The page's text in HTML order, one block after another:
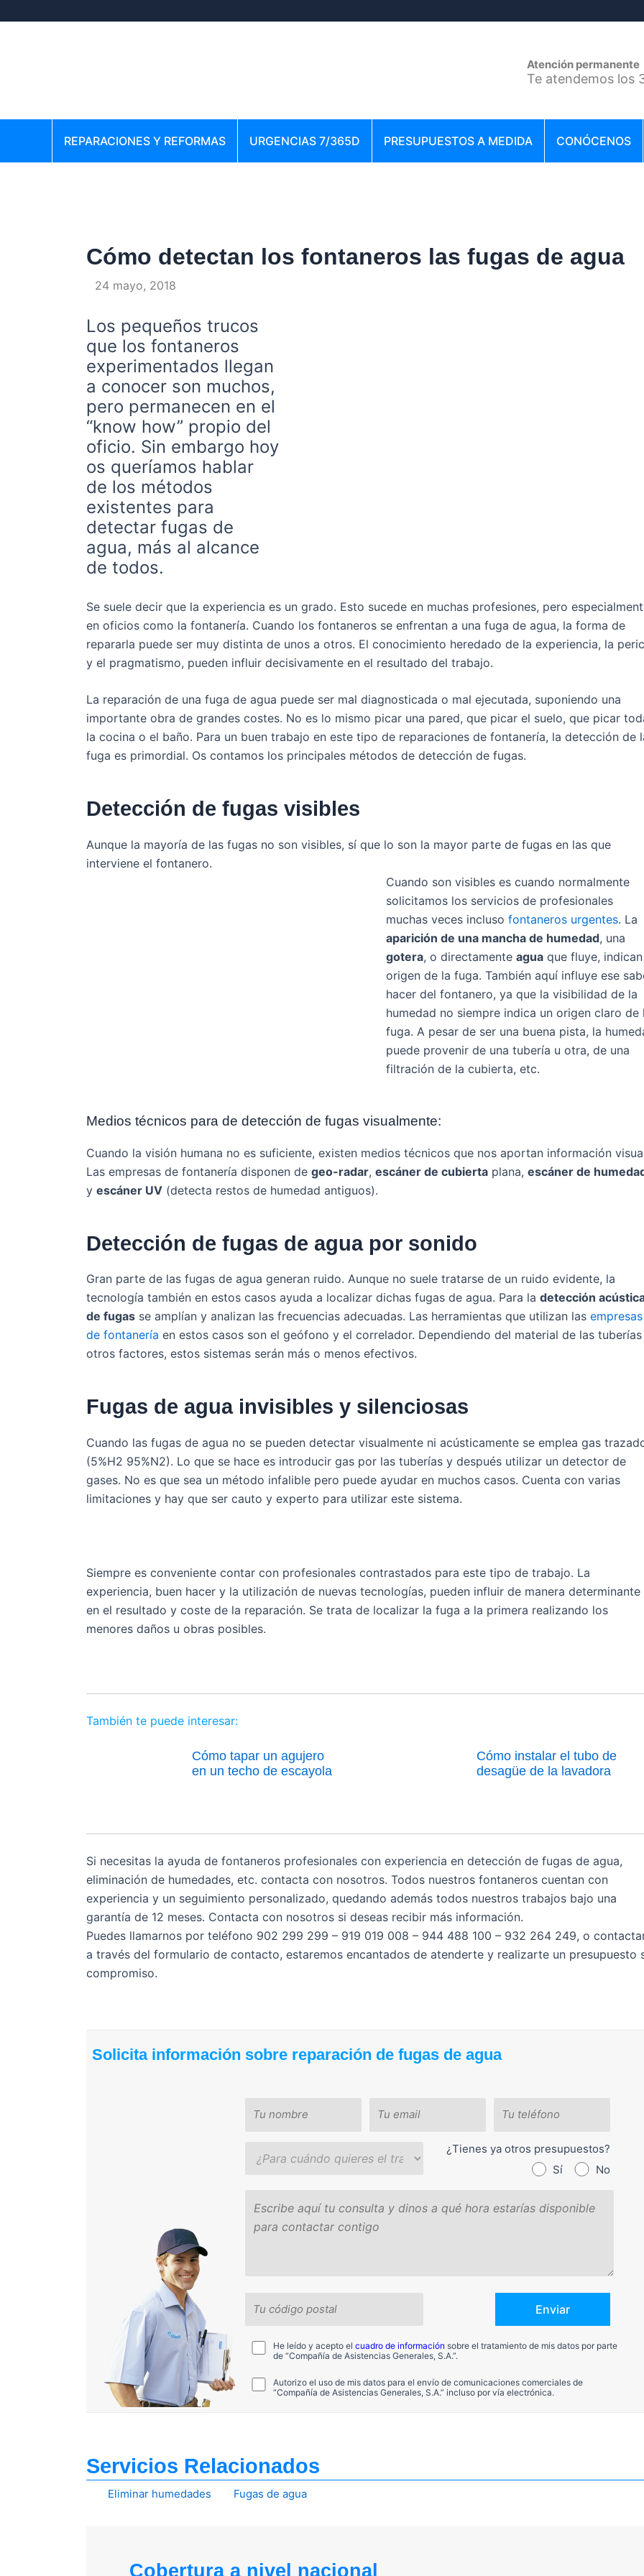
Atención permanente
Te atendemos los
REPARACIONES Y REFORMAS URGENCIAS 7/365D PRESUPUESTOS A MEDIDA CONÓCENOS
Cómo detectan los fontaneros las fugas de agua
24 mayo, 2018
Los pequeños trucos
que los fontaneros
experimentados llegan
a conocer son muchos,
pero permanecen en el
“know how” propio del
oficio. Sin embargo hoy
os queríamos hablar
de los métodos
existentes para
detectar fugas de
agua, más al alcance
de todos.
Se suele decir que la experiencia es un grado. Esto sucede en muchas profesiones, pero
en oficios como la fontanería. Cuando los fontaneros se enfrentan a una fuga de agua, la forma de
repararla puede ser muy distinta de unos a otros. El conocimiento heredado de la experiencia, la
y el pragmatismo, pueden influir decisivamente en el resultado del trabajo.
La reparación de una fuga de agua puede ser mal diagnosticada o mal ejecutada, suponiendo una
importante obra de grandes costes. No es lo mismo picar una pared, que picar el suelo, que picar
la cocina o el baño. Para un buen trabajo en este tipo de reparaciones de fontanería, la detección de
fuga es primordial. Os contamos los principales métodos de detección de fugas.
Detección de fugas visibles
Aunque la mayoría de las fugas no son visibles, sí que lo son la mayor parte de fugas en las que
interviene el fontanero.
Cuando son visibles es cuando normalmente
solicitamos los servicios de profesionales
muchas veces incluso fontaneros urgentes. La
aparición de una mancha de humedad, una
gotera, o directamente agua que fluye,
origen de la fuga. También aquí influye ese
hacer del fontanero, ya que la visibilidad de la
humedad no siempre indica un origen claro de
fuga. A pesar de ser una buena pista, la
puede provenir de una tubería u otra, de una
filtración de la cubierta, etc.
Medios técnicos para de detección de fugas visualmente:
Cuando la visión humana no es suficiente, existen medios técnicos que nos aportan información
Las empresas de fontanería disponen de geo-radar, escáner de cubierta plana, escáner de
y escáner UV (detecta restos de humedad antiguos).
Detección de fugas de agua por sonido
Gran parte de las fugas de agua generan ruido. Aunque no suele tratarse de un ruido evidente, la
tecnología también en estos casos ayuda a localizar dichas fugas de agua. Para la detección
de fugas se amplían y analizan las frecuencias adecuadas. Las herramientas que utilizan las empresas
de fontanería en estos casos son el geófono y el correlador. Dependiendo del material de las
otros factores, estos sistemas serán más o menos efectivos.
Fugas de agua invisibles y silenciosas
Cuando las fugas de agua no se pueden detectar visualmente ni acústicamente se emplea gas
(5%H2 95%N2). Lo que se hace es introducir gas por las tuberías y después utilizar un detector de
gases. No es que sea un método infalible pero puede ayudar en muchos casos. Cuenta con varias
limitaciones y hay que ser cauto y experto para utilizar este sistema.
Siempre es conveniente contar con profesionales contrastados para este tipo de trabajo. La
experiencia, buen hacer y la utilización de nuevas tecnologías, pueden influir de manera determinante
en el resultado y coste de la reparación. Se trata de localizar la fuga a la primera realizando los
menores daños u obras posibles.
También te puede interesar:
Cómo tapar un agujero
en un techo de escayola
Cómo instalar el tubo de
desagüe de la lavadora
Si necesitas la ayuda de fontaneros profesionales con experiencia en detección de fugas de agua,
eliminación de humedades, etc. contacta con nosotros. Todos nuestros fontaneros cuentan con
experiencia y un seguimiento personalizado, quedando además todos nuestros trabajos bajo una
garantía de 12 meses. Contacta con nosotros si deseas recibir más información.
Puedes llamarnos por teléfono 902 299 299 – 919 019 008 – 944 488 100 – 932 264 249, o
a través del formulario de contacto, estaremos encantados de atenderte y realizarte un presupuesto
compromiso.
Solicita información sobre reparación de fugas de agua
¿Tienes ya otros presupuestos?
Sí
No
He leído y acepto el cuadro de información sobre el tratamiento de mis datos por parte
de “Compañía de Asistencias Generales, S.A.”.
Autorizo el uso de mis datos para el envío de comunicaciones comerciales de
“Compañía de Asistencias Generales, S.A.” incluso por vía electrónica.
Servicios Relacionados
Eliminar humedades Fugas de agua
Cobertura a nivel nacional